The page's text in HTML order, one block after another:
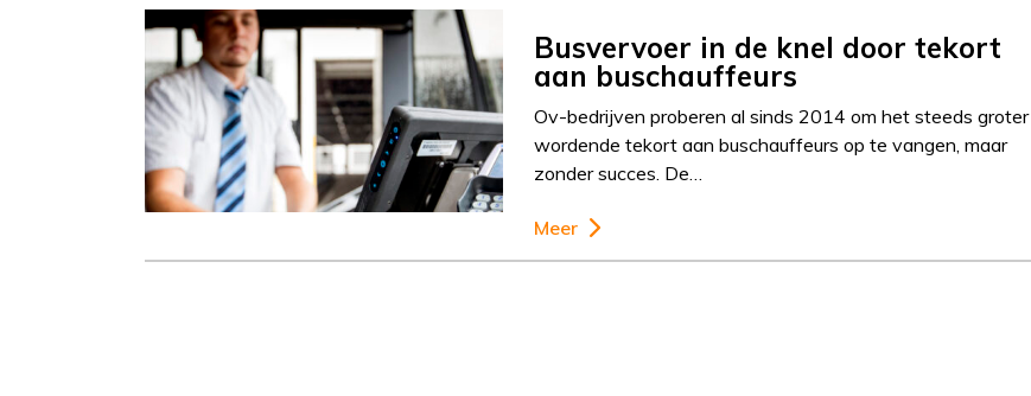
Busvervoer in de knel door tekort
aan buschauffeurs
Ov-bedrijven proberen al sinds 2014 om het steeds groter
wordende tekort aan buschauffeurs op te vangen, maar
zonder succes. De…
Meer